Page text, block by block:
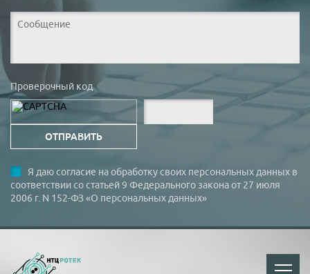
Проверочный код
Я даю согласие на обработку своих персональных данных в
соответствии со статьей 9 Федерального закона от 27 июля
2006 г. N 152-ФЗ «О персональных данных»